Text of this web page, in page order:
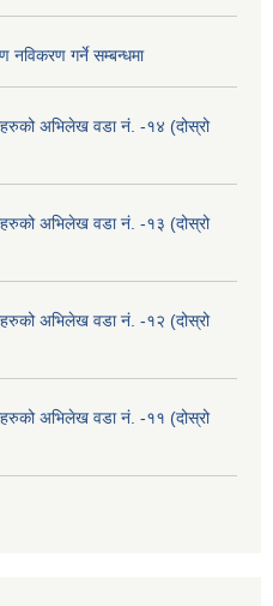
नविकरण गर्ने सम्बन्धमा
अभिलेख वडा नं. -१४ (दोस्रो
अभिलेख वडा नं. -१३ (दोस्रो
अभिलेख वडा नं. -१२ (दोस्रो
अभिलेख वडा नं. -११ (दोस्रो